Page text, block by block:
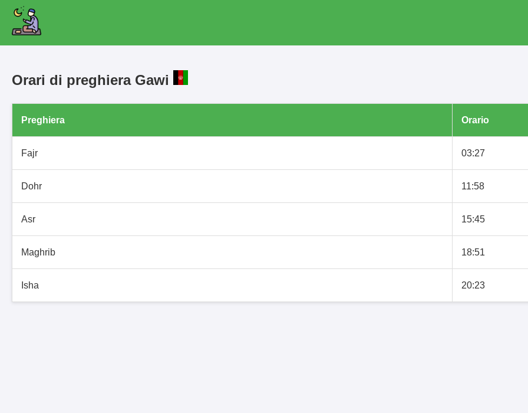
Orari di preghiera Gawi
Preghiera Orario
Fajr 03:27
Dohr 11:58
Asr 15:45
Maghrib 18:51
Isha 20:23